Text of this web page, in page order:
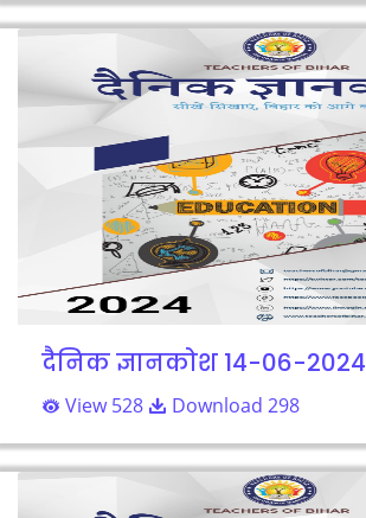
दैनिक ज्ञानकोश 14-06-2024
View 528 Download 298